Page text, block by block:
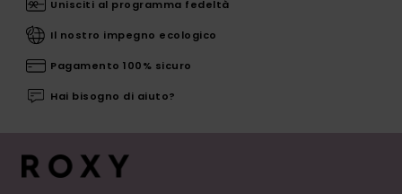
Unisciti al programma fedeltà
Il nostro impegno ecologico
Pagamento 100% sicuro
Hai bisogno di aiuto?